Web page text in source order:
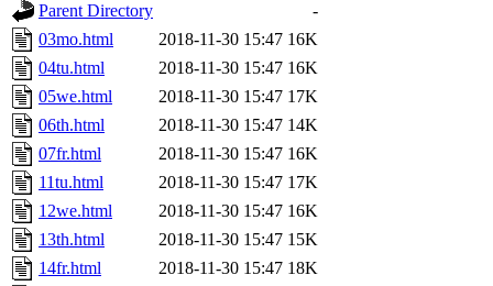
Parent Directory
-
03mo.html
2018-11-30 15:47 16K
04tu.html
2018-11-30 15:47 16K
05we.html
2018-11-30 15:47 17K
06th.html
2018-11-30 15:47 14K
07fr.html
2018-11-30 15:47 16K
11tu.html
2018-11-30 15:47 17K
12we.html
2018-11-30 15:47 16K
13th.html
2018-11-30 15:47 15K
14fr.html
2018-11-30 15:47 18K